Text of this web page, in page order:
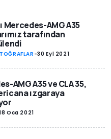
Mercedes-AMG A35
tarafından
-30 Eyl 2021
AMG A35 ve CLA 35,
ızgaraya
Oca 2021